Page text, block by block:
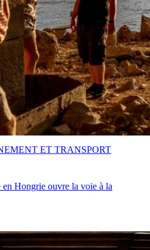
Hongrie ouvre la voie à la
ET TRANSPORT